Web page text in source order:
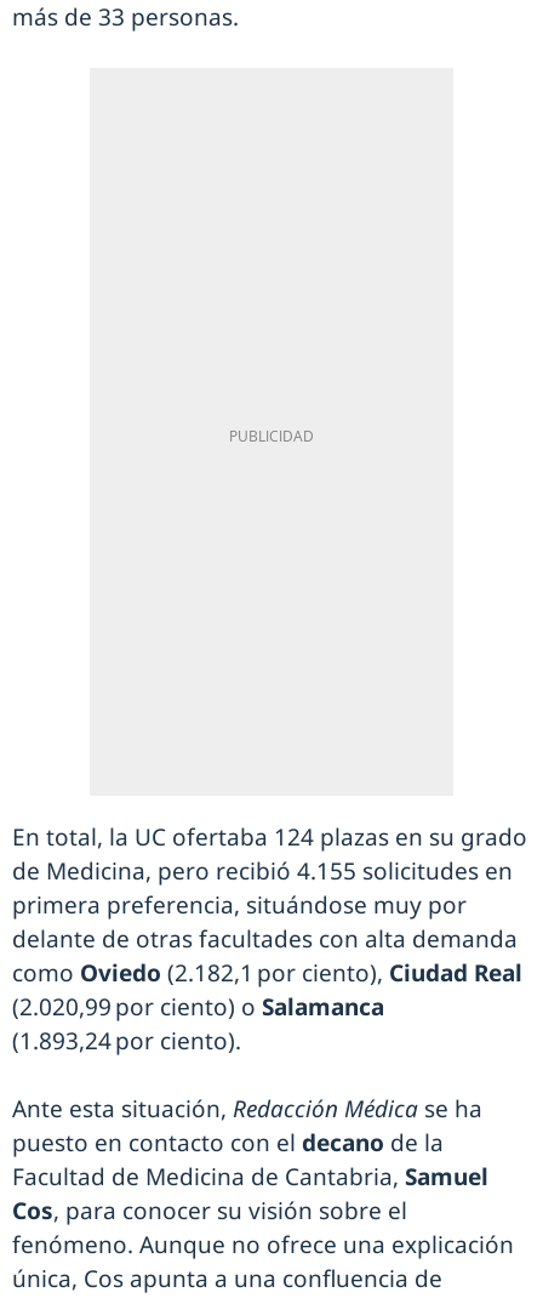
más de 33 personas.
En total, la UC ofertaba 124 plazas en su grado
de Medicina, pero recibió 4.155 solicitudes en
primera preferencia, situándose muy por
delante de otras facultades con alta demanda
como Oviedo (2.182,1 por ciento), Ciudad Real
(2.020,99 por ciento) o Salamanca
(1.893,24 por ciento).
Ante esta situación, Redacción Médica se ha
puesto en contacto con el decano de la
Facultad de Medicina de Cantabria, Samuel
Cos, para conocer su visión sobre el
fenómeno. Aunque no ofrece una explicación
única, Cos apunta a una confluencia de